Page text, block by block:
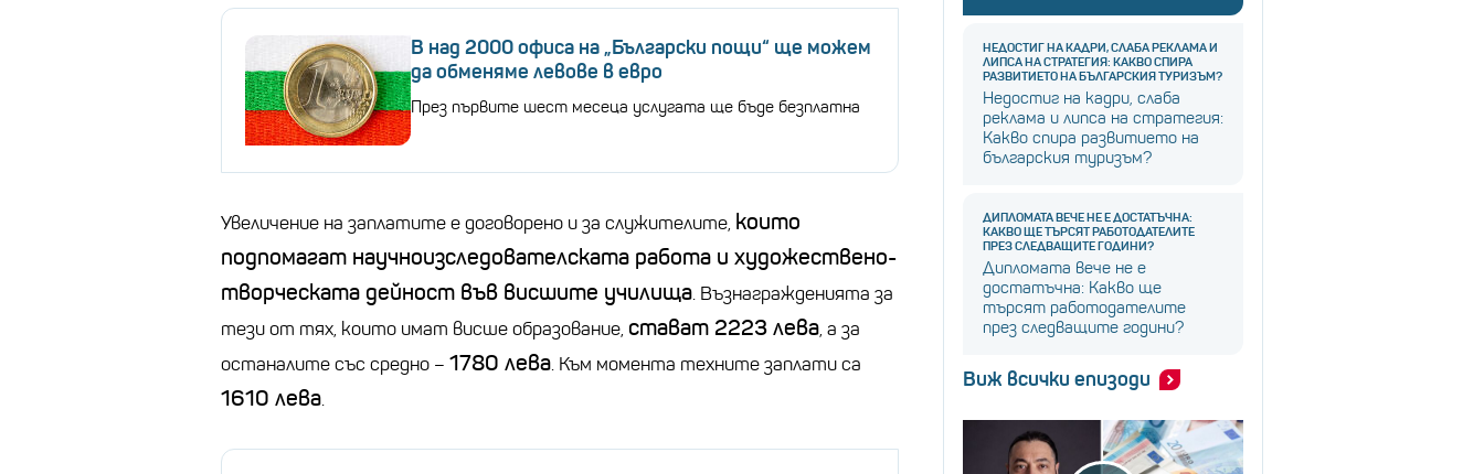
В над 2000 офиса на „Български пощи“ ще можем
да обменяме левове в евро
През първите шест месеца услугата ще бъде безплатна
Увеличение на заплатите е договорено и за служителите, които
подпомагат научноизследователската работа и художествено-
творческата дейност във висшите училища. Възнагражденията за
тези от тях, които имат висше образование, стават 2223 лева, а за
останалите със средно – 1780 лева. Към момента техните заплати са
1610 лева.
НЕДОСТИГ НА КАДРИ, СЛАБА РЕКЛАМА И
ЛИПСА НА СТРАТЕГИЯ: КАКВО СПИРА
РАЗВИТИЕТО НА БЪЛГАРСКИЯ ТУРИЗЪМ?
Недостиг на кадри, слаба
реклама и липса на стратегия:
Какво спира развитието на
българския туризъм?
ДИПЛОМАТА ВЕЧЕ НЕ Е ДОСТАТЪЧНА:
КАКВО ЩЕ ТЪРСЯТ РАБОТОДАТЕЛИТЕ
ПРЕЗ СЛЕДВАЩИТЕ ГОДИНИ?
Дипломата вече не е
достатъчна: Какво ще
търсят работодателите
през следващите години?
Виж всички епизоди